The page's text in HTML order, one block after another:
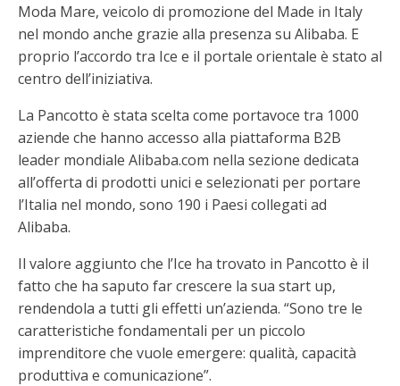
Moda Mare, veicolo di promozione del Made in Italy
nel mondo anche grazie alla presenza su Alibaba. E
proprio l’accordo tra Ice e il portale orientale è stato al
centro dell’iniziativa.
La Pancotto è stata scelta come portavoce tra 1000
aziende che hanno accesso alla piattaforma B2B
leader mondiale Alibaba.com nella sezione dedicata
all’offerta di prodotti unici e selezionati per portare
l’Italia nel mondo, sono 190 i Paesi collegati ad
Alibaba.
Il valore aggiunto che l’Ice ha trovato in Pancotto è il
fatto che ha saputo far crescere la sua start up,
rendendola a tutti gli effetti un’azienda. “Sono tre le
caratteristiche fondamentali per un piccolo
imprenditore che vuole emergere: qualità, capacità
produttiva e comunicazione”.